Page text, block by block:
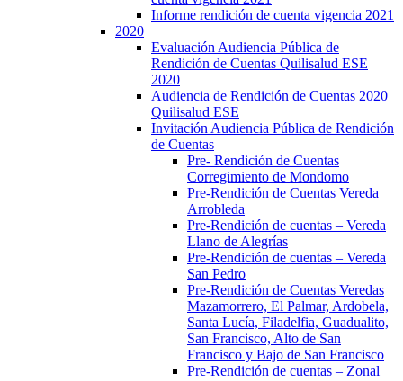
Informe rendición de cuenta vigencia 2021
2020
Evaluación Audiencia Pública de
Rendición de Cuentas Quilisalud ESE
2020
Audiencia de Rendición de Cuentas 2020
Quilisalud ESE
Invitación Audiencia Pública de Rendición
de Cuentas
Pre- Rendición de Cuentas
Corregimiento de Mondomo
Pre-Rendición de Cuentas Vereda
Arrobleda
Pre-Rendición de cuentas – Vereda
Llano de Alegrías
Pre-Rendición de cuentas – Vereda
San Pedro
Pre-Rendición de Cuentas Veredas
Mazamorrero, El Palmar, Ardobela,
Santa Lucía, Filadelfia, Guadualito,
San Francisco, Alto de San
Francisco y Bajo de San Francisco
Pre-Rendición de cuentas – Zonal